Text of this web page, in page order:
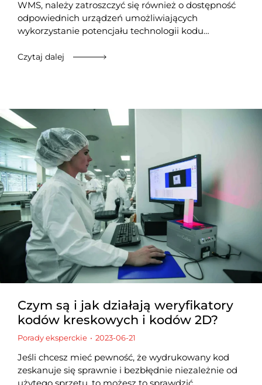
WMS, należy zatroszczyć się również o dostępność
odpowiednich urządzeń umożliwiających
wykorzystanie potencjału technologii kodu…
Czytaj dalej
Czym są i jak działają weryfikatory
kodów kreskowych i kodów 2D?
Porady eksperckie 2023-06-21
Jeśli chcesz mieć pewność, że wydrukowany kod
zeskanuje się sprawnie i bezbłędnie niezależnie od